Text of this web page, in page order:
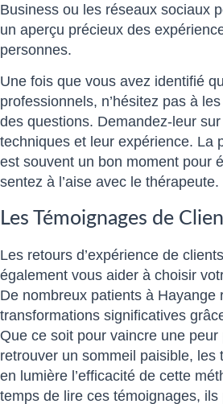
Business ou les réseaux sociaux
un aperçu précieux des
personnes.
Une fois que vous avez identifié
professionnels, n’hésitez pas à
des questions. Demandez-leur
techniques et leur expérience. La
est souvent un bon moment pour
sentez à l’aise avec le thérapeute.
Les Témoignages de
Les retours d’expérience de
également vous aider à choisir
De nombreux patients à Hayange
transformations significatives
Que ce soit pour vaincre une
retrouver un sommeil paisible, les
en lumière l’efficacité de cette
temps de lire ces témoignages,